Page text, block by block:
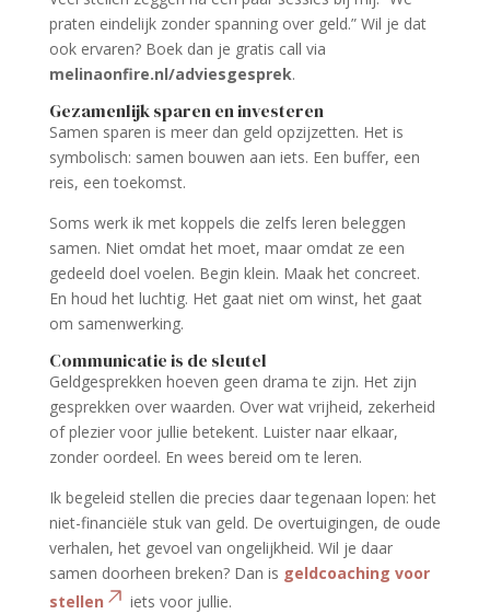
praten eindelijk zonder spanning over geld.” Wil je dat
ook ervaren? Boek dan je gratis call via
melinaonfire.nl/adviesgesprek.
Gezamenlijk sparen en investeren
Samen sparen is meer dan geld opzijzetten. Het is
symbolisch: samen bouwen aan iets. Een buffer, een
reis, een toekomst.
Soms werk ik met koppels die zelfs leren beleggen
samen. Niet omdat het moet, maar omdat ze een
gedeeld doel voelen. Begin klein. Maak het concreet.
En houd het luchtig. Het gaat niet om winst, het gaat
om samenwerking.
Communicatie is de sleutel
Geldgesprekken hoeven geen drama te zijn. Het zijn
gesprekken over waarden. Over wat vrijheid, zekerheid
of plezier voor jullie betekent. Luister naar elkaar,
zonder oordeel. En wees bereid om te leren.
Ik begeleid stellen die precies daar tegenaan lopen: het
niet-financiële stuk van geld. De overtuigingen, de oude
verhalen, het gevoel van ongelijkheid. Wil je daar
samen doorheen breken? Dan is geldcoaching voor
stellen
iets voor jullie.